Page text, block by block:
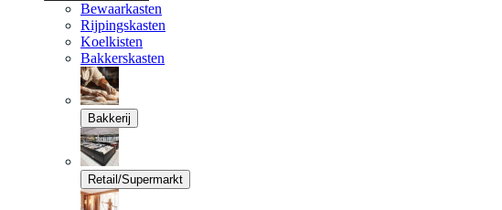
Bewaarkasten
Rijpingskasten
Koelkisten
Bakkerskasten
Bakkerij
Retail/Supermarkt